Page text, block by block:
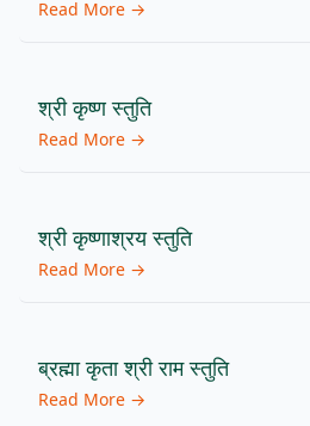
Read More →
श्री कृष्ण स्तुति
Read More →
श्री कृष्णाश्रय स्तुति
Read More →
ब्रह्मा कृता श्री राम स्तुति
Read More →